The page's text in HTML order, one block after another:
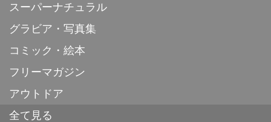
スーパーナチュラル
グラビア・写真集
コミック・絵本
フリーマガジン
アウトドア
全て見る